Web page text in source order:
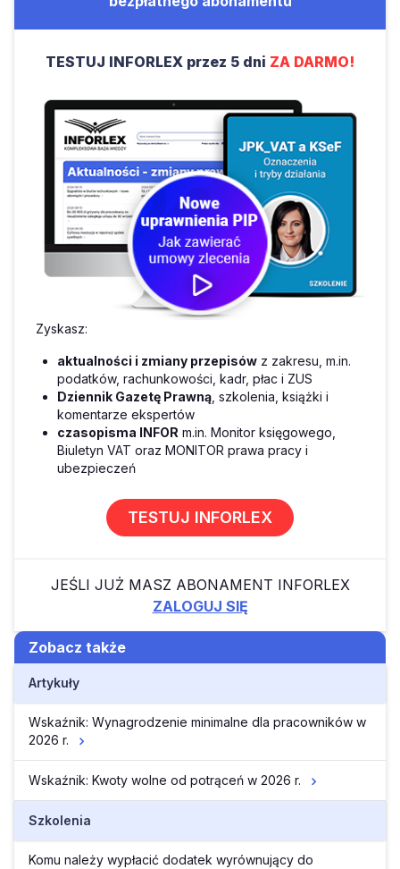
TESTUJ INFORLEX przez 5 dni ZA DARMO!
Zyskasz:
aktualności i zmiany przepisów z zakresu, m.in.
podatków, rachunkowości, kadr, płac i ZUS
Dziennik Gazetę Prawną , szkolenia, książki i
komentarze ekspertów
czasopisma INFOR m.in. Monitor księgowego,
Biuletyn VAT oraz MONITOR prawa pracy i
ubezpieczeń
TESTUJ INFORLEX
JEŚLI JUŻ MASZ ABONAMENT INFORLEX
ZALOGUJ SIĘ
Zobacz także
Artykuły
Wskaźnik: Wynagrodzenie minimalne dla pracowników w
2026 r.
Wskaźnik: Kwoty wolne od potrąceń w 2026 r.
Szkolenia
Komu należy wypłacić dodatek wyrównujący do